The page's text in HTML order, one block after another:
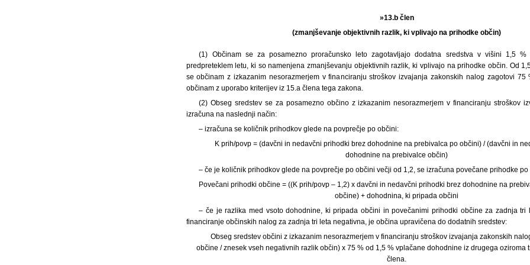
»13.b člen
(zmanjševanje objektivnih razlik, ki vplivajo na prihodke občin)
(1) Občinam se za posamezno proračunsko leto zagotavljajo dodatna sredstva v višini 1,5 %
predpreteklem letu, ki so namenjena zmanjševanju objektivnih razlik, ki vplivajo na prihodke občin. Od
se občinam z izkazanim nesorazmerjem v financiranju stroškov izvajanja zakonskih nalog zagotovi
občinam z uporabo kriterijev iz 15.a člena tega zakona.
(2) Obseg sredstev se za posamezno občino z izkazanim nesorazmerjem v financiranju stroškov
izračuna na naslednji način:
– izračuna se količnik prihodkov glede na povprečje po občini:
K prih/povp = (davčni in nedavčni prihodki brez dohodnine na prebivalca po občini) / (davčni in
dohodnine na prebivalce občin)
– če je količnik prihodkov glede na povprečje po občini večji od 1,2, se izračuna povečane prihodke
Povečani prihodki občine = ((K prih/povp – 1,2) x davčni in nedavčni prihodki brez dohodnine na
občine) + dohodnina, ki pripada občini
– če je razlika med vsoto dohodnine, ki pripada občini in povečanimi prihodki občine za zadnja tri
financiranje občinskih nalog za zadnja tri leta negativna, je občina upravičena do dodatnih sredstev:
Obseg sredstev občini z izkazanim nesorazmerjem v financiranju stroškov izvajanja zakonskih
občine / znesek vseh negativnih razlik občin) x 75 % od 1,5 % vplačane dohodnine iz drugega oziroma
člena.